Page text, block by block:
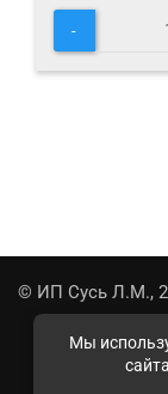
Мы
-
© ИП Сусь Л.М.,